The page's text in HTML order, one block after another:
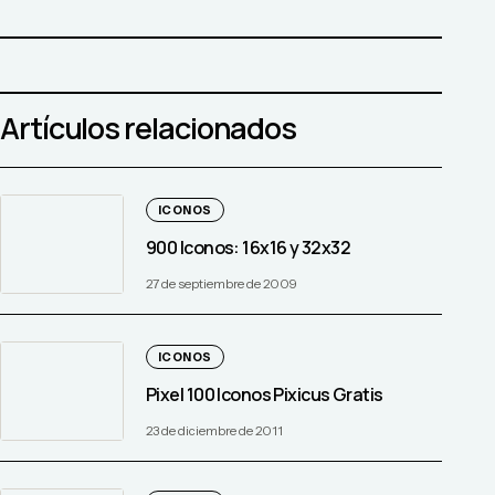
Artículos relacionados
ICONOS
900 Iconos: 16x16 y 32x32
27 de septiembre de 2009
ICONOS
Pixel 100 Iconos Pixicus Gratis
23 de diciembre de 2011